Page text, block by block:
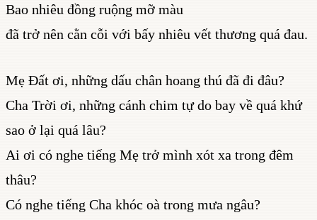
Bao nhiêu đồng ruộng mỡ màu
đã trở nên cằn cỗi với bấy nhiêu vết thương quá đau.
Mẹ Đất ơi, những dấu chân hoang thú đã đi đâu?
Cha Trời ơi, những cánh chim tự do bay về quá khứ
sao ở lại quá lâu?
Ai ơi có nghe tiếng Mẹ trở mình xót xa trong đêm
thâu?
Có nghe tiếng Cha khóc oà trong mưa ngâu?